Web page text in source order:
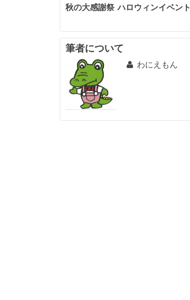
投
稿
ナ
ビ
ゲ
ー
シ
秋の大感謝祭 ハロウィンイベント
筆者について
わにえもん